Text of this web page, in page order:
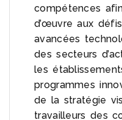
compétences
d’œuvre aux
avancées
des secteurs
les
programmes
de la stratégie
travailleurs des